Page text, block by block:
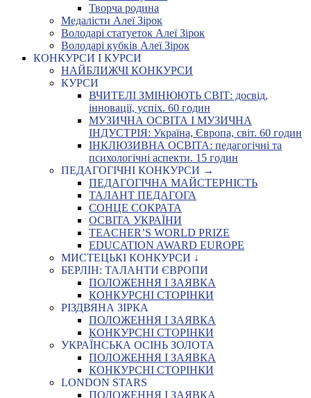
Творча родина
Медалісти Алеї Зірок
Володарі статуеток Алеї Зірок
Володарі кубків Алеї Зірок
КОНКУРСИ І КУРСИ
НАЙБЛИЖЧІ КОНКУРСИ
КУРСИ
ВЧИТЕЛІ ЗМІНЮЮТЬ СВІТ: досвід,
інновації, успіх. 60 годин
МУЗИЧНА ОСВІТА І МУЗИЧНА
ІНДУСТРІЯ: Україна, Європа, світ. 60 годин
ІНКЛЮЗИВНА ОСВІТА: педагогічні та
психологічні аспекти. 15 годин
ПЕДАГОГІЧНІ КОНКУРСИ →
ПЕДАГОГІЧНА МАЙСТЕРНІСТЬ
ТАЛАНТ ПЕДАГОГА
СОНЦЕ СОКРАТА
ОСВІТА УКРАЇНИ
TEACHER’S WORLD PRIZE
EDUCATION AWARD EUROPE
МИСТЕЦЬКІ КОНКУРСИ ↓
БЕРЛІН: ТАЛАНТИ ЄВРОПИ
ПОЛОЖЕННЯ І ЗАЯВКА
КОНКУРСНІ СТОРІНКИ
РІЗДВЯНА ЗІРКА
ПОЛОЖЕННЯ І ЗАЯВКА
КОНКУРСНІ СТОРІНКИ
УКРАЇНСЬКА ОСІНЬ ЗОЛОТА
ПОЛОЖЕННЯ І ЗАЯВКА
КОНКУРСНІ СТОРІНКИ
LONDON STARS
ПОЛОЖЕННЯ І ЗАЯВКА